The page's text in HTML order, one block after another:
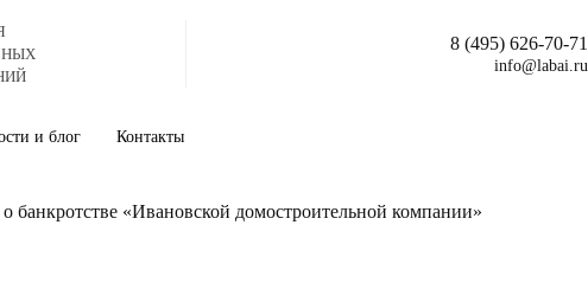
8 (495) 626-70-71
info@labai.ru
и блог Контакты
банкротстве «Ивановской домостроительной компании»